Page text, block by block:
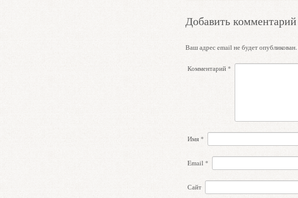
Добавить комментарий
Ваш адрес email не будет опубликован.
Комментарий *
Имя *
Email *
Сайт